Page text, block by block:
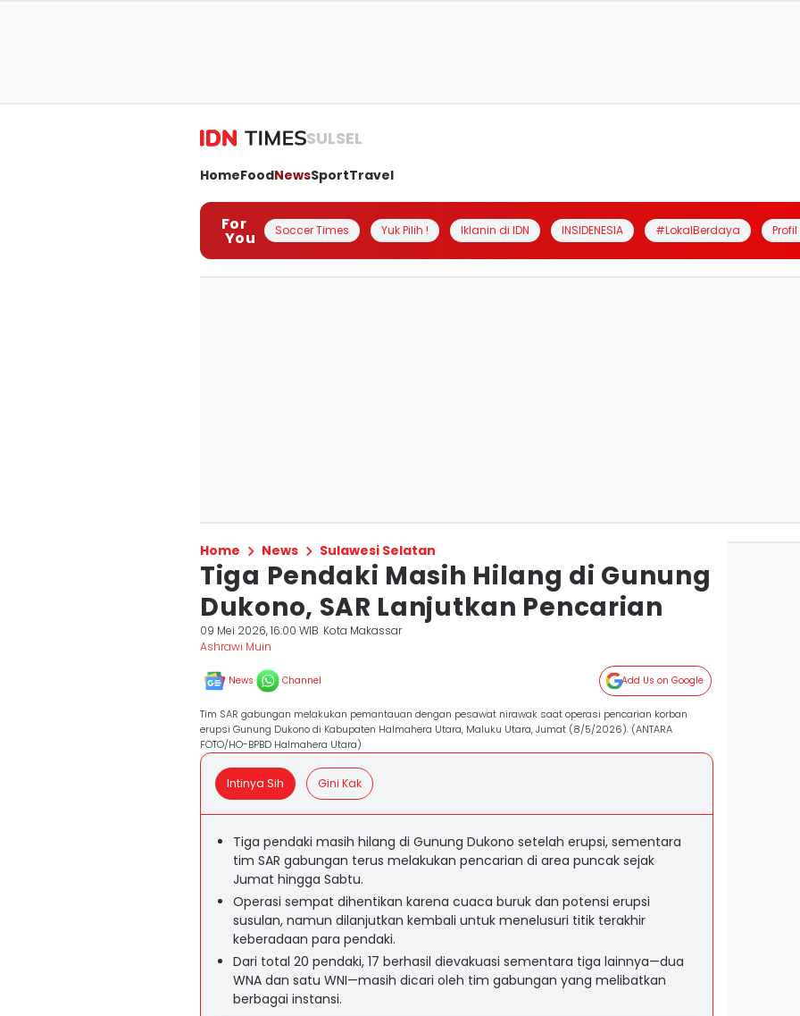
SULSEL
HomeFoodNewsSportTravel
For
You Soccer Times Yuk Pilih ! Iklanin di IDN INSIDENESIA #LokalBerdaya
Home News Sulawesi Selatan
Tiga Pendaki Masih Hilang di Gunung
Dukono, SAR Lanjutkan Pencarian
09 Mei 2026, 16:00 WIB Kota Makassar
Ashrawi Muin
News Channel Add Us on Google
Tim SAR gabungan melakukan pemantauan dengan pesawat nirawak saat operasi pencarian korban
erupsi Gunung Dukono di Kabupaten Halmahera Utara, Maluku Utara, Jumat (8/5/2026). (ANTARA
FOTO/HO-BPBD Halmahera Utara)
Intinya Sih Gini Kak
Tiga pendaki masih hilang di Gunung Dukono setelah erupsi, sementara
tim SAR gabungan terus melakukan pencarian di area puncak sejak
Jumat hingga Sabtu.
Operasi sempat dihentikan karena cuaca buruk dan potensi erupsi
susulan, namun dilanjutkan kembali untuk menelusuri titik terakhir
keberadaan para pendaki.
Dari total 20 pendaki, 17 berhasil dievakuasi sementara tiga lainnya—dua
WNA dan satu WNI—masih dicari oleh tim gabungan yang melibatkan
berbagai instansi.